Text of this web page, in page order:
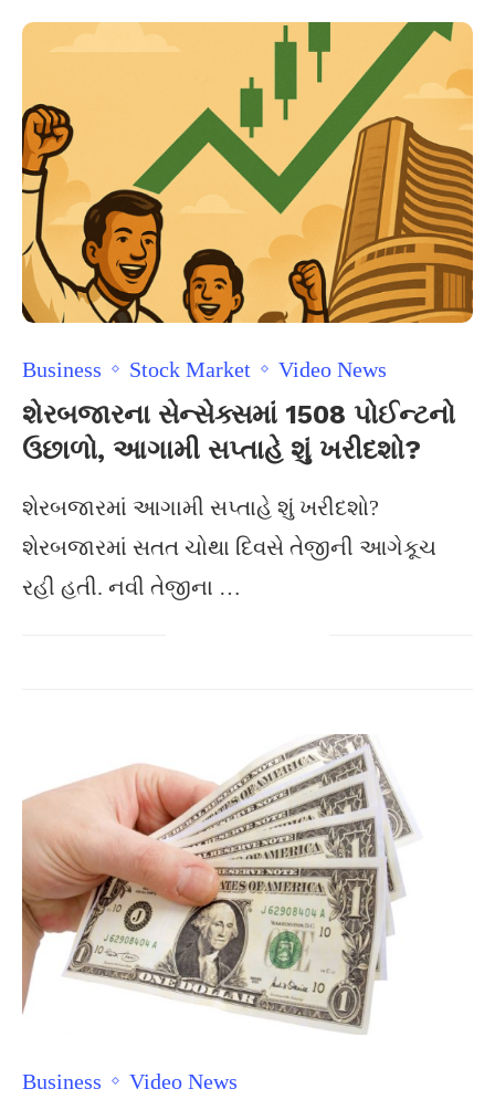
Business Stock Market Video News
શેરબજારના સેન્સેક્સમાં 1508 પોઈન્ટનો
ઉછાળો, આગામી સપ્તાહે શું ખરીદશો?
શેરબજારમાં આગામી સપ્તાહે શું ખરીદશો?
શેરબજારમાં સતત ચોથા દિવસે તેજીની આગેકૂચ
રહી હતી. નવી તેજીના …
Business Video News